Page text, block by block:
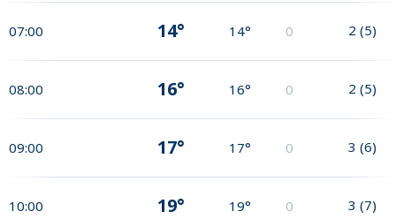
07:00 14° 14° 0 2 (5)
08:00 16° 16° 0 2 (5)
09:00 17° 17° 0 3 (6)
10:00 19° 19° 0 3 (7)